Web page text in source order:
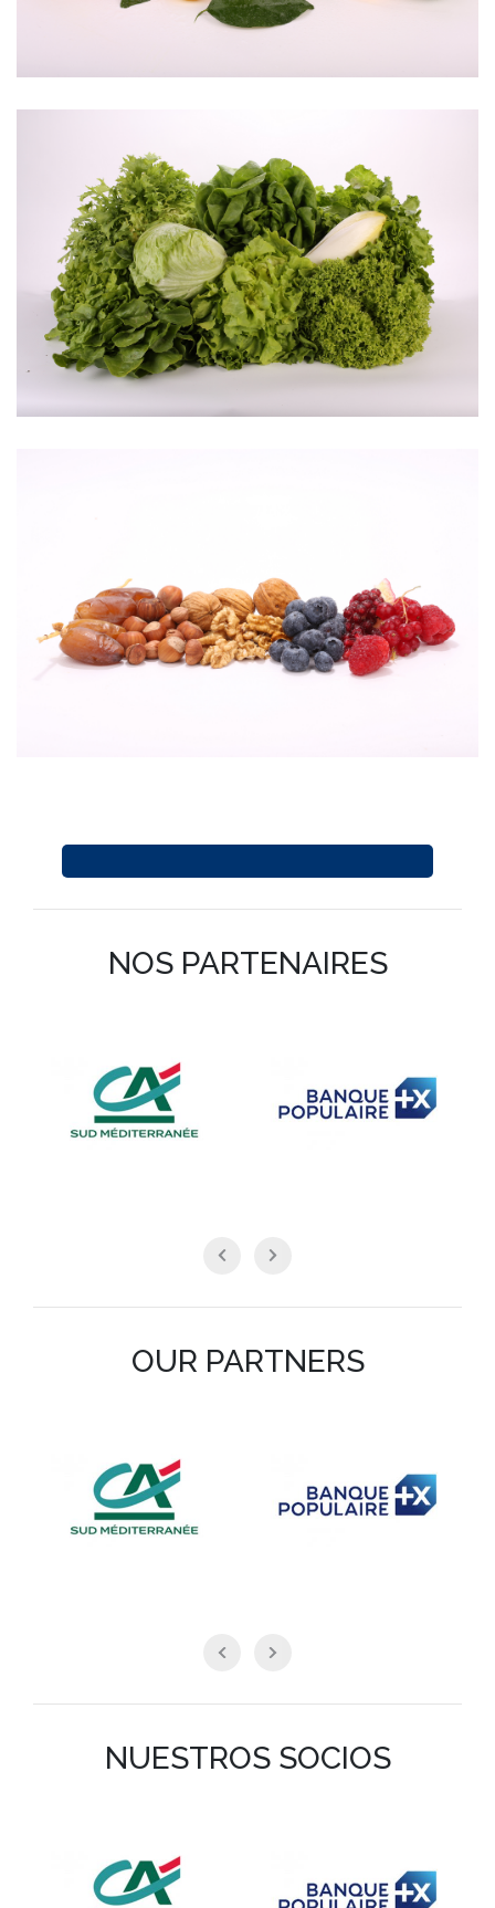
NOS PARTENAIRES
OUR PARTNERS
NUESTROS SOCIOS